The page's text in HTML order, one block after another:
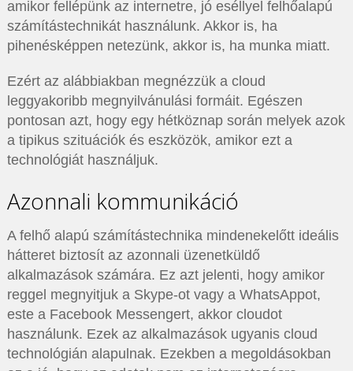
amikor fellépünk az internetre, jó eséllyel felhőalapú
számítástechnikát használunk. Akkor is, ha
pihenésképpen netezünk, akkor is, ha munka miatt.
Ezért az alábbiakban megnézzük a cloud
leggyakoribb megnyilvánulási formáit. Egészen
pontosan azt, hogy egy hétköznap során melyek azok
a tipikus szituációk és eszközök, amikor ezt a
technológiát használjuk.
Azonnali kommunikáció
A felhő alapú számítástechnika mindenekelőtt ideális
hátteret biztosít az azonnali üzenetküldő
alkalmazások számára. Ez azt jelenti, hogy amikor
reggel megnyitjuk a Skype-ot vagy a WhatsAppot,
este a Facebook Messengert, akkor cloudot
használunk. Ezek az alkalmazások ugyanis cloud
technológián alapulnak. Ezekben a megoldásokban